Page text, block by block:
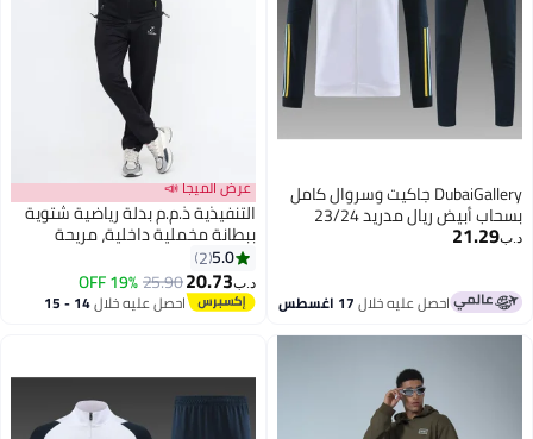
DubaiGallery جاكيت وسروال كامل
بسحاب أبيض ريال مدريد 23/24
د.ب‏21.29
احصل عليه خلال17 اغسطس
عرض الميجا 📣
التنفيذية ذ.م.م بدلة رياضية شتوية
ببطانة مخملية داخلية، مريحة
للتمرين والاستخدام الطويل
والمناسب.
5.0
2
د.ب‏20.73
25.90
19% OFF
احصل عليه خلال 14 - 15